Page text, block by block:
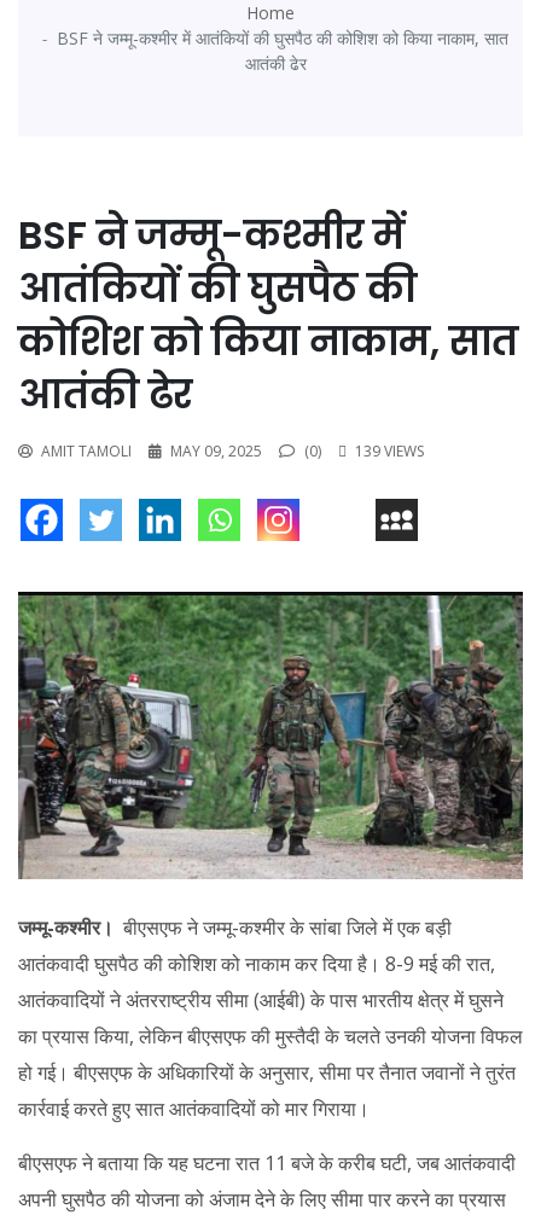
Home
BSF ने जम्मू-कश्मीर में आतंकियों की घुसपैठ की कोशिश को किया नाकाम, सात
आतंकी ढेर
BSF ने जम्मू-कश्मीर में
आतंकियों की घुसपैठ की
कोशिश को किया नाकाम, सात
आतंकी ढेर
AMIT TAMOLI MAY 09, 2025 (0) 139 VIEWS
जम्मू-कश्मीर। बीएसएफ ने जम्मू-कश्मीर के सांबा जिले में एक बड़ी
आतंकवादी घुसपैठ की कोशिश को नाकाम कर दिया है। 8-9 मई की रात,
आतंकवादियों ने अंतरराष्ट्रीय सीमा (आईबी) के पास भारतीय क्षेत्र में घुसने
का प्रयास किया, लेकिन बीएसएफ की मुस्तैदी के चलते उनकी योजना विफल
हो गई। बीएसएफ के अधिकारियों के अनुसार, सीमा पर तैनात जवानों ने तुरंत
कार्रवाई करते हुए सात आतंकवादियों को मार गिराया।
बीएसएफ ने बताया कि यह घटना रात 11 बजे के करीब घटी, जब आतंकवादी
अपनी घुसपैठ की योजना को अंजाम देने के लिए सीमा पार करने का प्रयास